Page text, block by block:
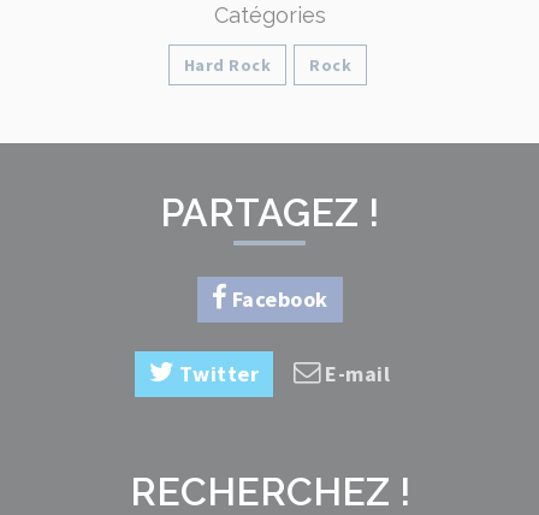
Catégories
Hard Rock Rock
PARTAGEZ !
Facebook
Twitter E-mail
RECHERCHEZ !